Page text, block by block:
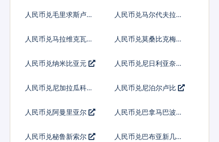
人民币兑毛里求斯卢比
人民币兑马尔代夫拉菲
人民币兑马拉维克瓦查
人民币兑莫桑比克梅蒂
人民币兑纳米比亚元 人民币兑尼日利亚奈拉
人民币兑尼加拉瓜科多
人民币兑尼泊尔卢比
人民币兑阿曼里亚尔 人民币兑巴拿马巴波亚
人民币兑秘鲁新索尔
人民币兑巴布亚新几内